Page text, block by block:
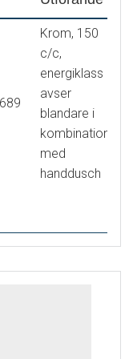
Krom, 150
c/c,
energiklass
avser
blandare i
kombination
med
handdusch